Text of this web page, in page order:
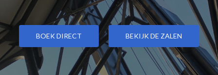
BOEK DIRECT BEKIJK DE ZALEN